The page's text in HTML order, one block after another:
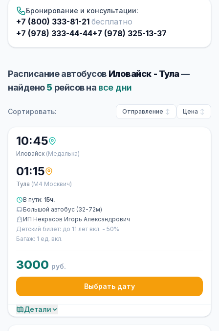
Бронирование и консультации:
+7 (800) 333-81-21 бесплатно
+7 (978) 333-44-44+7 (978) 325-13-37
Расписание автобусов Иловайск - Тула—
найдено5 рейсов на все дни
Сортировать: Отправление Цена
10:45
Иловайск (Медалька)
01:15
Тула (М4 Москвич)
В пути: 15ч.
Большой автобус (32-72м)
ИП Некрасов Игорь Александрович
Детский билет: до 11 лет вкл. - 50%
Багаж: 1 ед. вкл.
3000 руб.
Выбрать дату
Детали